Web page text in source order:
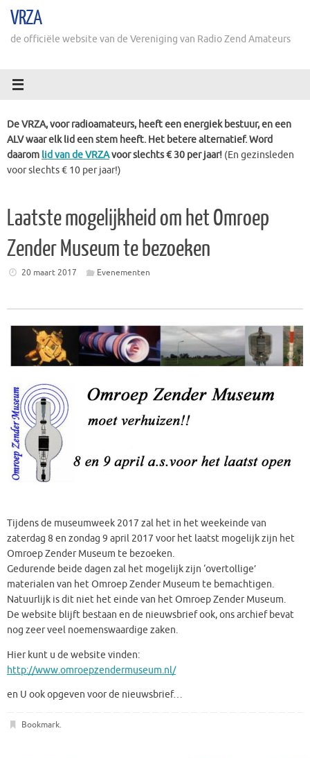
naarVRZA
de officiële website van de Vereniging van Radio Zend Amateurs
De VRZA, voor radioamateurs, heeft een energiek bestuur, en een
ALV waar elk lid een stem heeft. Het betere alternatief. Word
daarom lid van de VRZAvoor slechts € 30 per jaar! (En gezinsleden
voor slechts € 10 per jaar!)
Laatste mogelijkheid om het Omroep
Zender Museum te bezoeken
20 maart 2017 Evenementen
Tijdens de museumweek 2017 zal het in het weekeinde van
zaterdag 8 en zondag 9 april 2017 voor het laatst mogelijk zijn het
Omroep Zender Museum te bezoeken.
Gedurende beide dagen zal het mogelijk zijn ‘overtollige’
materialen van het Omroep Zender Museum te bemachtigen.
Natuurlijk is dit niet het einde van het Omroep Zender Museum.
De website blijft bestaan en de nieuwsbrief ook, ons archief bevat
nog zeer veel noemenswaardige zaken.
Hier kunt u de website vinden:
http://www.omroepzendermuseum.nl/
en U ook opgeven voor de nieuwsbrief…
Bookmark.